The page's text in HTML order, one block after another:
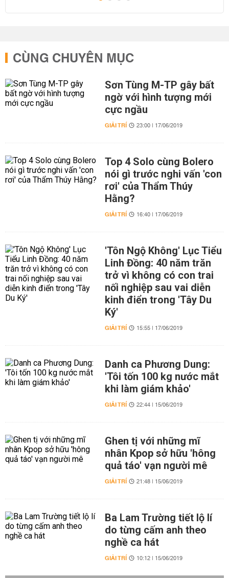
CÙNG CHUYÊN MỤC
Sơn Tùng M-TP gây bất
ngờ với hình tượng mới
cực ngầu
GIẢI TRÍ 23:00 | 17/06/2019
Top 4 Solo cùng Bolero
nói gì trước nghi vấn 'con
rơi' của Thẩm Thúy
Hằng?
GIẢI TRÍ 16:40 | 17/06/2019
'Tôn Ngộ Không' Lục Tiểu
Linh Đồng: 40 năm trăn
trở vì không có con trai
nối nghiệp sau vai diễn
kinh điển trong 'Tây Du
Ký'
GIẢI TRÍ 15:55 | 17/06/2019
Danh ca Phương Dung:
'Tôi tốn 100 kg nước mắt
khi làm giám khảo'
GIẢI TRÍ 22:44 | 15/06/2019
Ghen tị với những mĩ
nhân Kpop sở hữu 'hông
quả táo' vạn người mê
GIẢI TRÍ 21:48 | 15/06/2019
Ba Lam Trường tiết lộ lí
do từng cấm anh theo
nghề ca hát
GIẢI TRÍ 10:12 | 15/06/2019